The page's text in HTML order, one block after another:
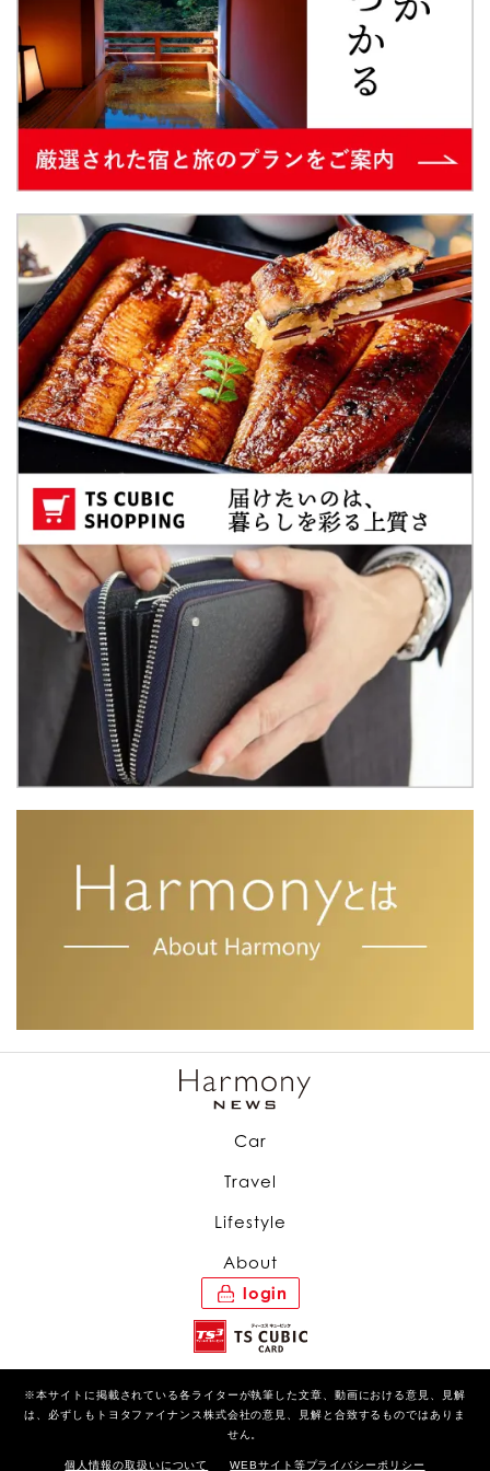
Car
Travel
Lifestyle
About
login
※本サイトに掲載されている各ライターが執筆した文章、動画における意見、見解
は、必ずしもトヨタファイナンス株式会社の意見、見解と合致するものではありま
せん。
個人情報の取扱いについて WEBサイト等プライバシーポリシー